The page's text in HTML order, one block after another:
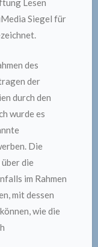
Lesen
Siegel für
des
der
durch den
wurde es
Die
die
im Rahmen
mit dessen
wie die